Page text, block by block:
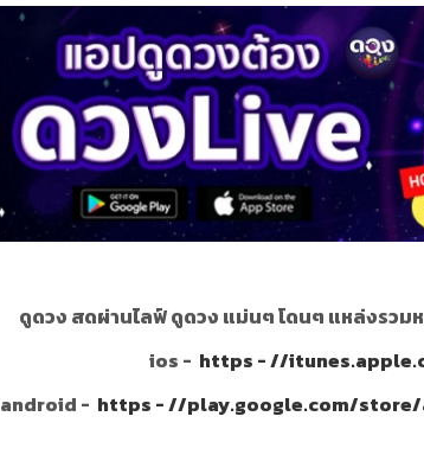
ดูดวง สดผ่านไลฟ์ ดูดวง แม่นๆ โดนๆ แหล่งรวม
ios - https - //
android - https - //play.google.com/store/